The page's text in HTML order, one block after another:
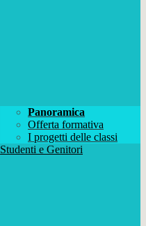
Panoramica
Offerta formativa
I progetti delle classi
Studenti e Genitori